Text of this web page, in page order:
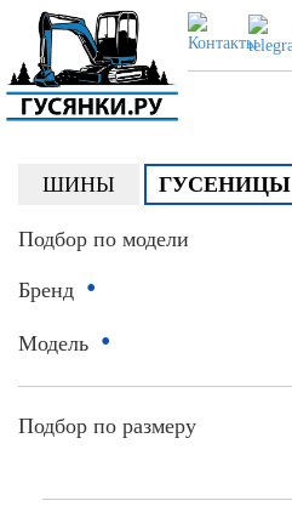
ШИНЫ ГУСЕНИЦЫ
Подбор по модели
Бренд •
Модель •
Подбор по размеру